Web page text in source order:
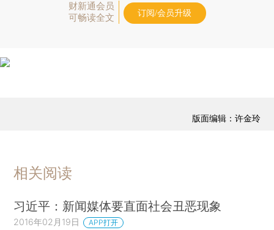
财新通会员
可畅读全文
订阅/会员升级
版面编辑：许金玲
相关阅读
习近平：新闻媒体要直面社会丑恶现象
2016年02月19日 APP打开